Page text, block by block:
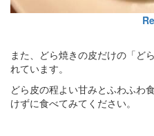
また、どら焼きの皮だけの「ど
れています。
どら皮の程よい甘みとふわふわ
けずに食べてみてください。